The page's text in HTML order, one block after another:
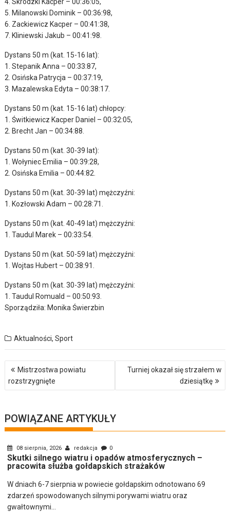
4. Skrodzki Kacper – 00:36:05,
5. Milanowski Dominik – 00:36:98,
6. Zackiewicz Kacper – 00:41:38,
7. Kliniewski Jakub – 00:41:98.
Dystans 50 m (kat. 15-16 lat):
1. Stepanik Anna – 00:33:87,
2. Osińska Patrycja – 00:37:19,
3. Mazalewska Edyta – 00:38:17.
Dystans 50 m (kat. 15-16 lat) chłopcy:
1. Świtkiewicz Kacper Daniel – 00:32:05,
2. Brecht Jan – 00:34:88.
Dystans 50 m (kat. 30-39 lat):
1. Wołyniec Emilia – 00:39:28,
2. Osińska Emilia – 00:44:82.
Dystans 50 m (kat. 30-39 lat) mężczyźni:
1. Kozłowski Adam – 00:28:71.
Dystans 50 m (kat. 40-49 lat) mężczyźni:
1. Taudul Marek – 00:33:54.
Dystans 50 m (kat. 50-59 lat) mężczyźni:
1. Wojtas Hubert – 00:38:91.
Dystans 50 m (kat. 30-39 lat) mężczyźni:
1. Taudul Romuald – 00:50:93.
Sporządziła: Monika Świerzbin
Aktualności,Sport
Nawigacja
wpisu
Mistrzostwa powiatu
rozstrzygnięte
Turniej okazał się strzałem w
dziesiątkę
POWIĄZANE ARTYKUŁY
08 sierpnia, 2026 redakcja 0
Skutki silnego wiatru i opadów atmosferycznych –
pracowita służba gołdapskich strażaków
W dniach 6-7 sierpnia w powiecie gołdapskim odnotowano 69
zdarzeń spowodowanych silnymi porywami wiatru oraz
gwałtownymi...